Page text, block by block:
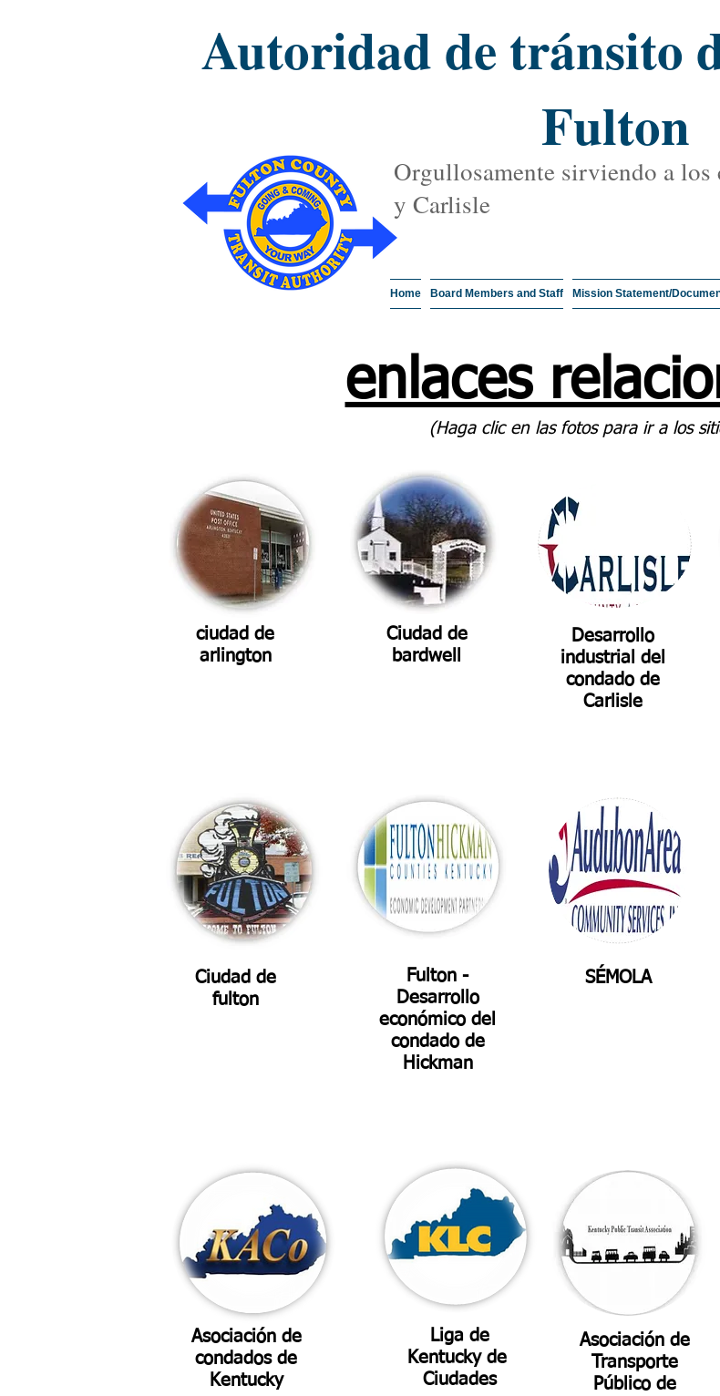
Autoridad de tránsito
Fulton
Orgullosamente sirviendo a
y Carlisle
Home Board Members and Staff Mission Statement/
enlaces
(Haga clic en las fotos para ir a los
ciudad de
arlington
Ciudad de
bardwell
Desarrollo
industrial del
condado de
Carlisle
Ciudad de
fulton
Fulton -
Desarrollo
económico del
condado de
Hickman
SÉMOLA
Asociación de
condados de
Kentucky
Liga de
Kentucky de
Ciudades
Asociación de
Transporte
Público de